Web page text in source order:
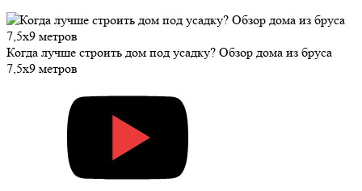
Когда лучше строить дом под усадку? Обзор дома из бруса
7,5х9 метров